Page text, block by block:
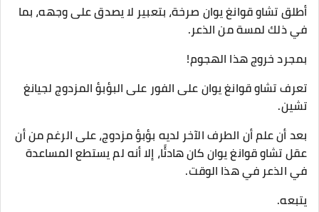
أطلق تشاو قوانغ يوان صرخة، بتعبير لا يصدق على وجهه، بما
في ذلك لمسة من الذعر.
بمجرد خروج هذا الهجوم!
تعرف تشاو قوانغ يوان على الفور على البؤبؤ المزدوج لجيانغ
تشين.
بعد أن علم أن الطرف الآخر لديه بؤبؤ مزدوج، على الرغم من أن
عقل تشاو قوانغ يوان كان هادئًا، إلا أنه لم يستطع المساعدة
في الذعر في هذا الوقت.
يتبعه.